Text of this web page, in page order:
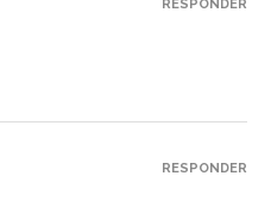
RESPONDER
RESPONDER